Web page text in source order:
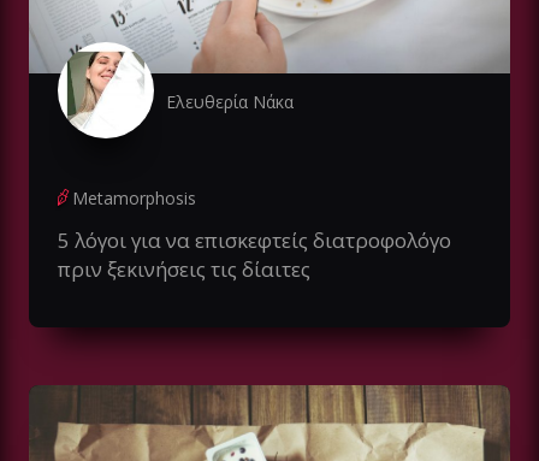
Ελευθερία Νάκα
Metamorphosis
5 λόγοι για να επισκεφτείς διατροφολόγο
πριν ξεκινήσεις τις δίαιτες